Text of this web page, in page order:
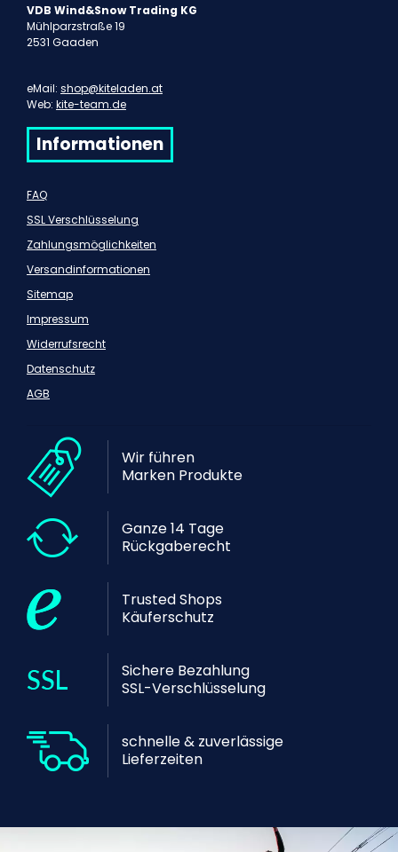
VDB Wind&Snow Trading KG
Mühlparzstraße 19
2531 Gaaden
eMail: shop@kiteladen.at
Web: kite-team.de
Informationen
FAQ
SSL Verschlüsselung
Zahlungsmöglichkeiten
Versandinformationen
Sitemap
Impressum
Widerrufsrecht
Datenschutz
AGB
Wir führen
Marken Produkte
Ganze 14 Tage
Rückgaberecht
Trusted Shops
Käuferschutz
Sichere Bezahlung
SSL-Verschlüsselung
schnelle & zuverlässige
Lieferzeiten